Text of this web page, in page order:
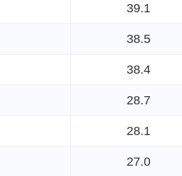
39.1
38.5
38.4
28.7
28.1
27.0